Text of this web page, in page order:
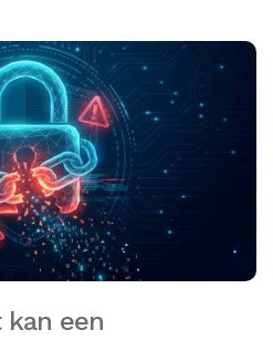
kan een